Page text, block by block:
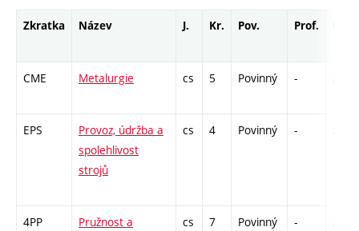
Zkratka Název J. Kr. Pov. Prof.
CME Metalurgie cs 5 Povinný -
EPS
Provoz, údržba a
spolehlivost
strojů
cs 4 Povinný -
4PP
Pružnost a
cs 7 Povinný -